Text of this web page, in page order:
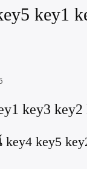
key1
key3 key2
key5